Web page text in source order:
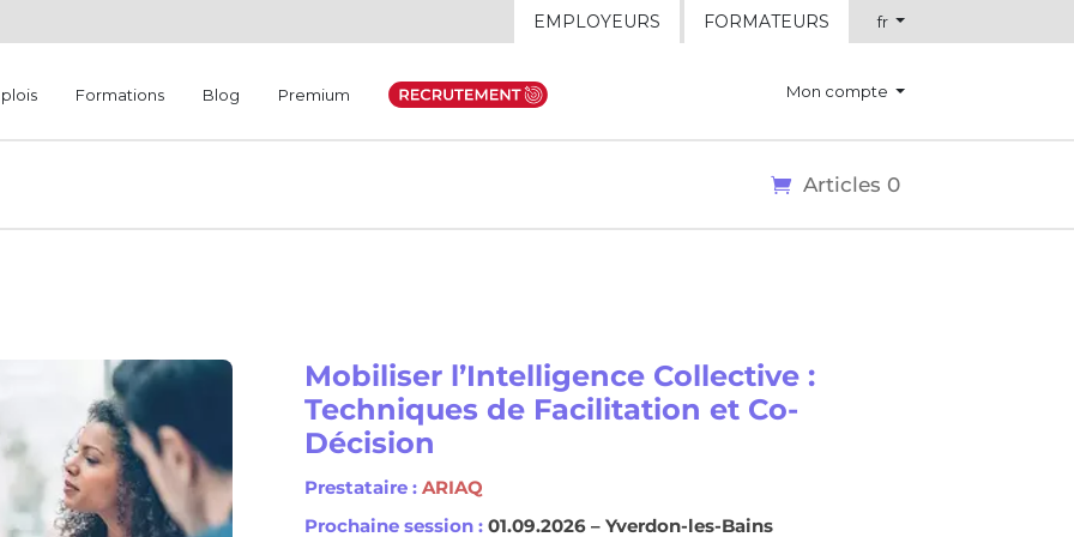
EMPLOYEURS FORMATEURS fr
Formations Blog Premium Mon compte